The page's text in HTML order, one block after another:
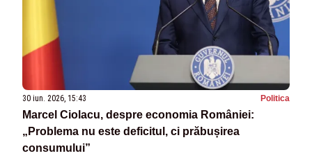
30 iun. 2026, 15:43 Politica
Marcel Ciolacu, despre economia României:
„Problema nu este deficitul, ci prăbușirea
consumului”